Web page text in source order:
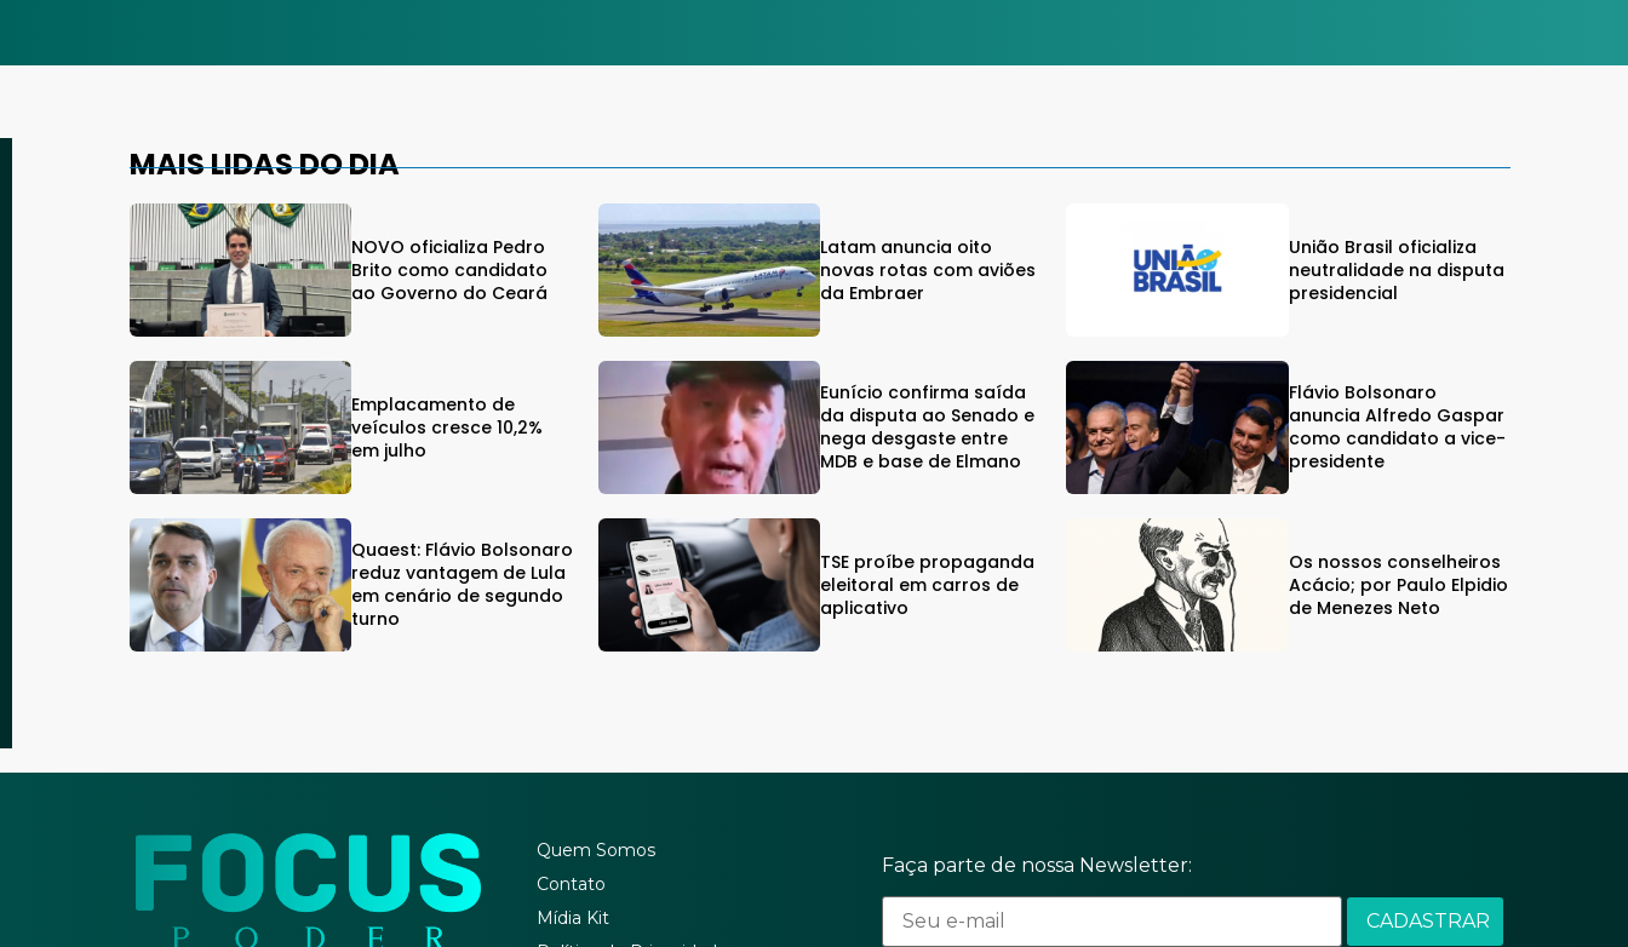
MAIS LIDAS DO DIA
NOVO oficializa Pedro
Brito como candidato
ao Governo do Ceará
Latam anuncia oito
novas rotas com aviões
da Embraer
União Brasil oficializa
neutralidade na disputa
presidencial
Emplacamento de
veículos cresce 10,2%
em julho
Eunício confirma saída
da disputa ao Senado e
nega desgaste entre
MDB e base de Elmano
Flávio Bolsonaro
anuncia Alfredo Gaspar
como candidato a vice-
presidente
Quaest: Flávio Bolsonaro
reduz vantagem de Lula
em cenário de segundo
turno
TSE proíbe propaganda
eleitoral em carros de
aplicativo
Os nossos conselheiros
Acácio; por Paulo Elpidio
de Menezes Neto
Quem Somos
Contato
Mídia Kit
Faça parte de nossa Newsletter: